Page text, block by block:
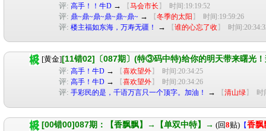
评: 高手！！牛D → 【马会市长 】 时间:19:19:52
评: 鼎~鼎~鼎~鼎~鼎~鼎~ → 【冬季的太阳 】 时间:19:59:26
评: 楼主福如东海，万寿无疆！ → 【谁的心忘了收 】 时间
[黄金][11错02]〔087期〕(特③码中特)给你的明天带来曙光
评: 高手！牛D → 【喜欢望外】 时间:20:34:25
评: 高手！牛D → 【喜欢望外】 时间:20:34:26
评: 手彩民的是，千语万言只一个顶字。加油！ → 【清山绿】 时
[00错00]087期：【香飘飘】→【单双中特】→ (回8贴) 【香飘